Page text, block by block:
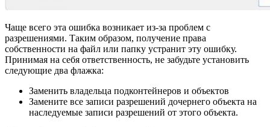
Чаще всего эта ошибка возникает из-за проблем с
разрешениями. Таким образом, получение права
собственности на файл или папку устранит эту ошибку.
Принимая на себя ответственность, не забудьте установить
следующие два флажка:
Заменить владельца подконтейнеров и объектов
Замените все записи разрешений дочернего объекта на
наследуемые записи разрешений от этого объекта.